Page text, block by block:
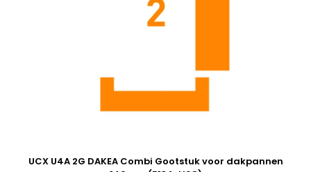
UCX U4A 2G DAKEA Combi Gootstuk voor dakpannen